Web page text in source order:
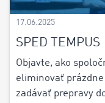
17.06.2025
SPED TEMPUS
Objavte, ako
eliminovať
zadávať prepravy